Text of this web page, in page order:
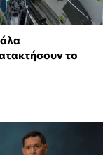
το